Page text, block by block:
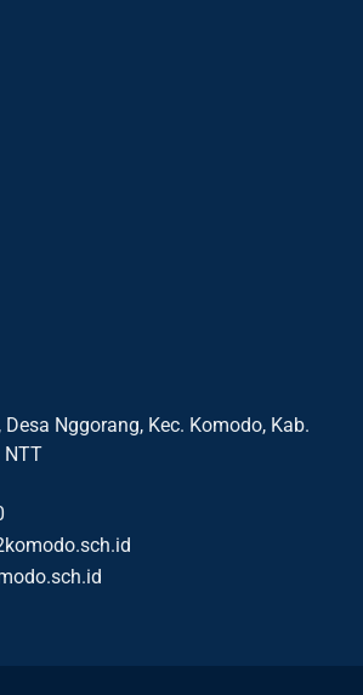
Nggorang, Kec. Komodo, Kab.
NTT